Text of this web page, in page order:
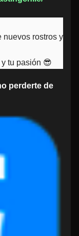
nuevos rostros y
tu pasión 😎
perderte de